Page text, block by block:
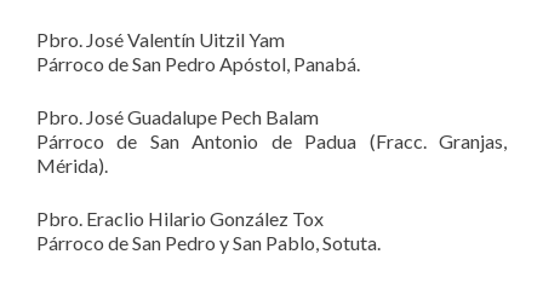
Pbro. José Valentín Uitzil Yam
Párroco de San Pedro Apóstol, Panabá.
Pbro. José Guadalupe Pech Balam
Párroco de San Antonio de Padua (Fracc. Granjas,
Mérida).
Pbro. Eraclio Hilario González Tox
Párroco de San Pedro y San Pablo, Sotuta.